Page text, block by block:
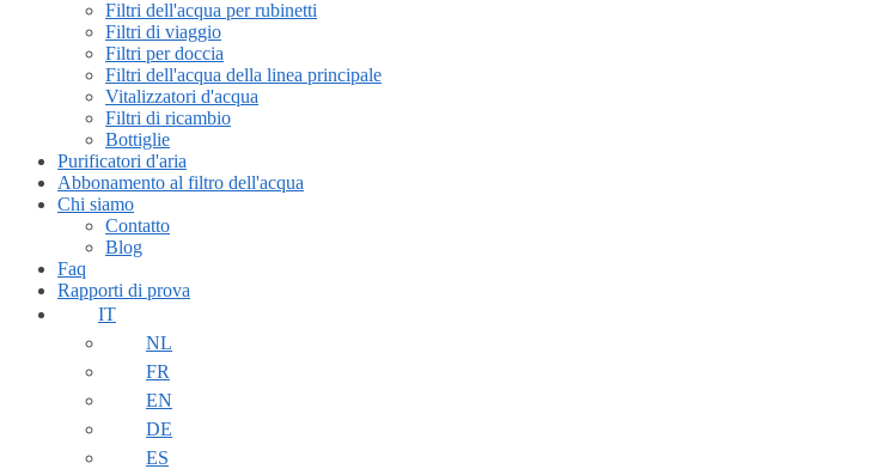
Filtri dell'acqua per rubinetti
Filtri di viaggio
Filtri per doccia
Filtri dell'acqua della linea principale
Vitalizzatori d'acqua
Filtri di ricambio
Bottiglie
Purificatori d'aria
Abbonamento al filtro dell'acqua
Chi siamo
Contatto
Blog
Faq
Rapporti di prova
IT
NL
FR
EN
DE
ES